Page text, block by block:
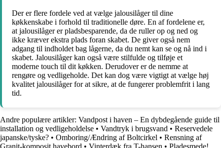
Der er flere fordele ved at vælge jalousilåger til dine
køkkenskabe i forhold til traditionelle døre. En af fordelene er,
at jalousilåger er pladsbesparende, da de ruller op og ned og
ikke kræver ekstra plads foran skabet. De giver også nem
adgang til indholdet bag lågerne, da du nemt kan se og nå ind i
skabet. Jalousilåger kan også være stilfulde og tilføje et
moderne touch til dit køkken. Derudover er de nemme at
rengøre og vedligeholde. Det kan dog være vigtigt at vælge høj
kvalitet jalousilåger for at sikre, at de fungerer problemfrit i lang
tid.
Andre populære artikler: Vandpost i haven – En dybdegående guide til
installation og vedligeholdelse • Vandtryk i brugsvand • Reservedele
japanske/tyske? • Omboring/Ændring af Boltcirkel • Rensning af